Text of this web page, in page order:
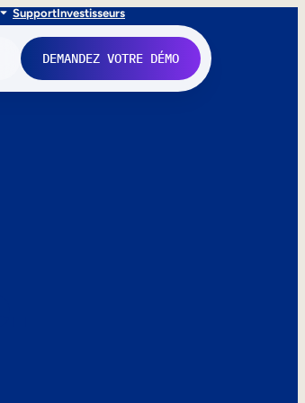
SupportInvestisseurs
DEMANDEZ VOTRE DÉMO